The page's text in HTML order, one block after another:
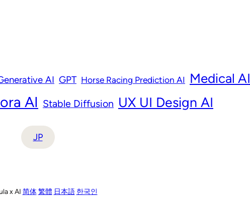
AI GPT Horse Racing Prediction AI Medical AI
AI Stable Diffusion UX UI Design AI
JP
x AI 简体 繁體 日本語 한국인